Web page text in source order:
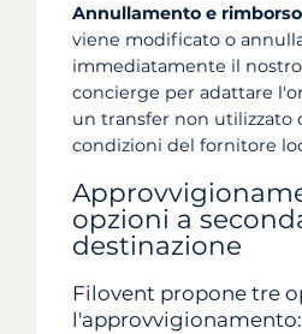
Annullamento e
viene modificato o
immediatamente il
concierge per adattare
un transfer non utilizzato
condizioni del fornitore
opzioni a
destinazione
Filovent propone tre
l'approvvigionamento: